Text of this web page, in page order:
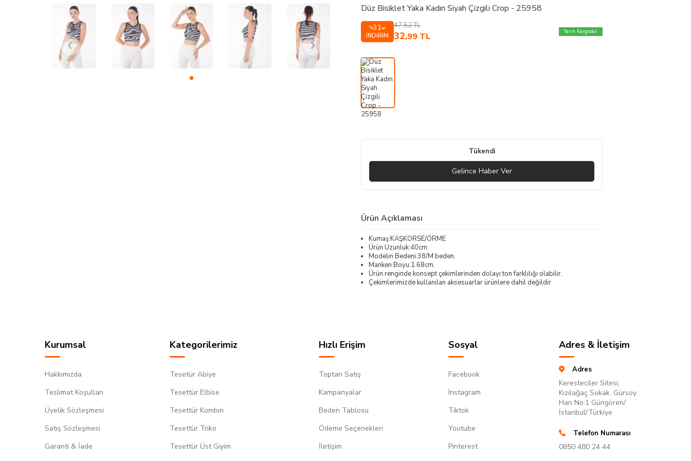
Düz Bisiklet Yaka Kadın Siyah Çizgili Crop - 25958
%31
İNDIRIM
47,52TL
32,99 TL Yarın Kargoda!
Tükendi
Gelince Haber Ver
Ürün Açıklaması
Kumaş:KAŞKORSE/ÖRME
Ürün Uzunluk:40cm.
Modelin Bedeni:38/M beden.
Manken Boyu:1.68cm.
Ürün renginde konsept çekimlerinden dolayı ton farklılığı olabilir.
Çekimlerimizde kullanılan aksesuarlar ürünlere dahil değildir.
Kurumsal
Hakkımızda
Teslimat Koşulları
Üyelik Sözleşmesi
Satış Sözleşmesi
Garanti & İade
Kategorilerimiz
Tesetür Abiye
Tesettür Elbise
Tesettür Kombin
Tesettür Triko
Tesettür Üst Giyim
Hızlı Erişim
Toptan Satış
Kampanyalar
Beden Tablosu
Ödeme Seçenekleri
İletişim
Sosyal
Facebook
Instagram
Tiktok
Youtube
Pinterest
Adres & İletişim
Adres
Keresteciler Sitesi,
Kızılağaç Sokak, Gürsoy
Han No:1 Güngören/
İstanbul/Türkiye
Telefon Numarası
0850 480 24 44